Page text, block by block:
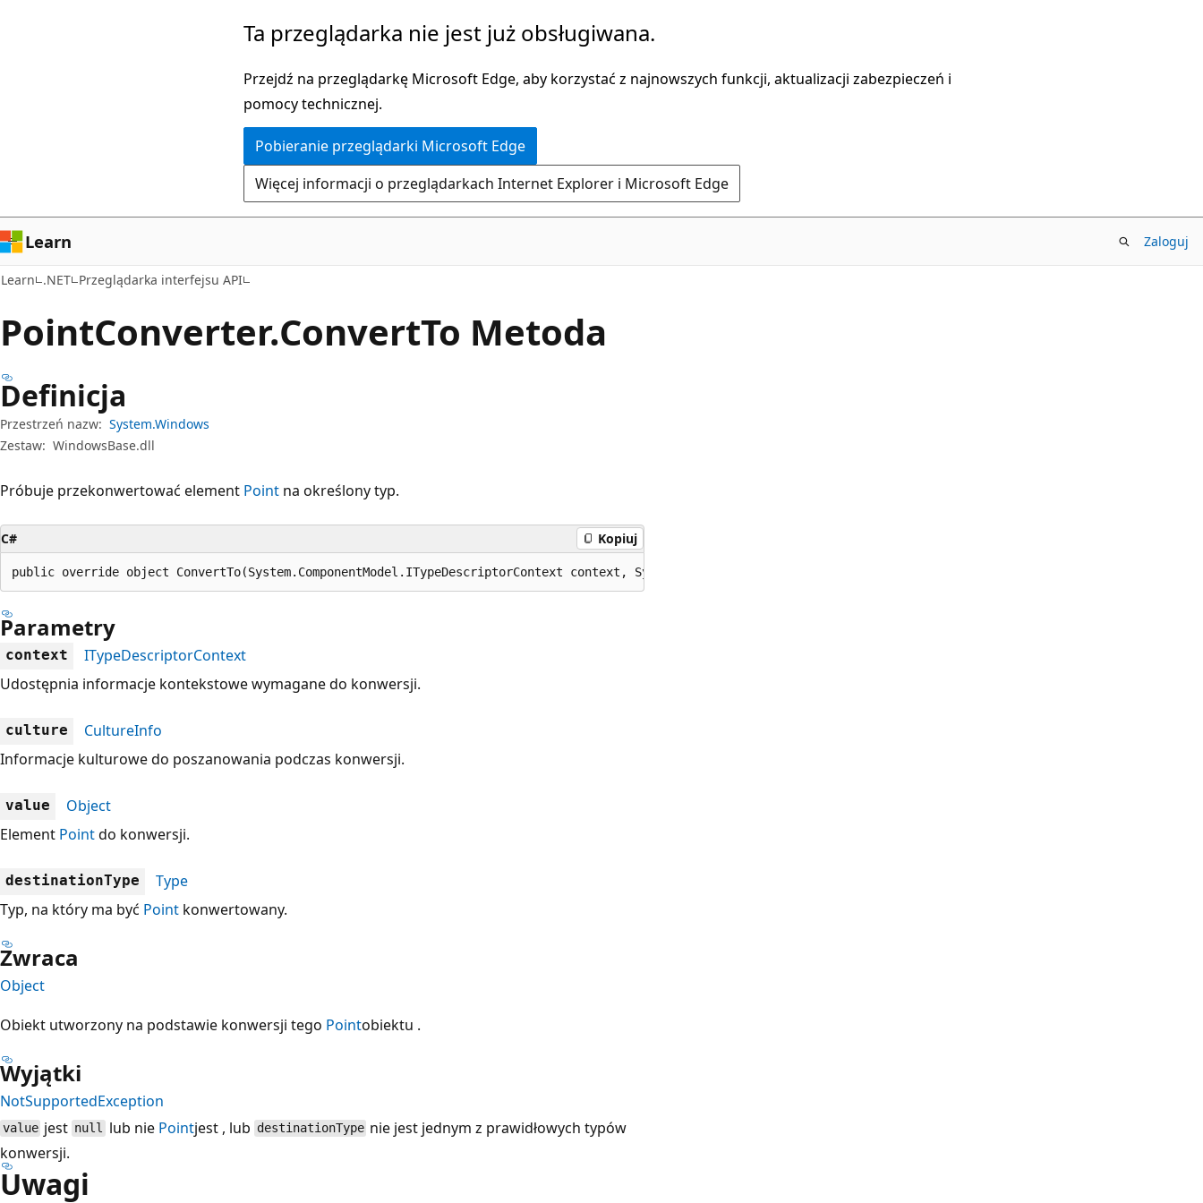
Ta przeglądarka nie jest już obsługiwana.
Przejdź na przeglądarkę Microsoft Edge, aby korzystać z najnowszych funkcji, aktualizacji zabezpieczeń i
pomocy technicznej.
Pobieranie przeglądarki Microsoft Edge
Więcej informacji o przeglądarkach Internet Explorer i Microsoft Edge
Learn Zaloguj
Learn .NET Przeglądarka interfejsu API
PointConverter.ConvertTo Metoda
Definicja
Przestrzeń nazw: System.Windows
Zestaw: WindowsBase.dll
Próbuje przekonwertować element Point na określony typ.
C# Kopiuj
public override object ConvertTo(System.ComponentModel.ITypeDescriptorContext context, System.Globalization.CultureInfo culture, object value, Type destinationType);
Parametry
context
ITypeDescriptorContext
Udostępnia informacje kontekstowe wymagane do konwersji.
culture
CultureInfo
Informacje kulturowe do poszanowania podczas konwersji.
value
Object
Element Pointdo konwersji.
destinationType
Type
Typ, na który ma być Point konwertowany.
Zwraca
Object
Obiekt utworzony na podstawie konwersji tego Pointobiektu .
Wyjątki
NotSupportedException
value jest null lub nie Pointjest , lub destinationType nie jest jednym z prawidłowych typów
konwersji.
Uwagi